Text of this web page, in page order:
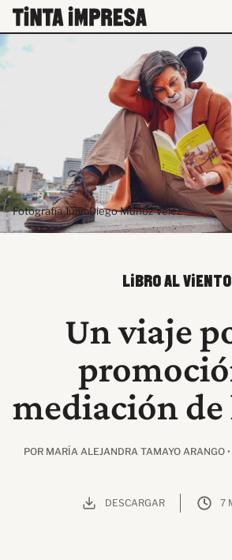
Skip
content
UN ESPACIO PARA LECTORES Y
Fotografía Juan Diego Muñoz Vélez
LIBRO AL VIENTO
Un viaje
mediación
POR MARÍA ALEJANDRA TAMAYO ARANGO
DESCARGAR 7